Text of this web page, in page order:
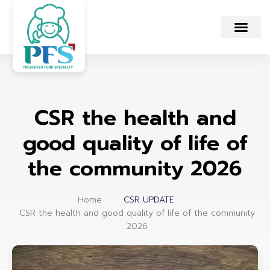
CSR the health and
good quality of life of
the community 2026
Home
CSR UPDATE
CSR the health and good quality of life of the community
2026